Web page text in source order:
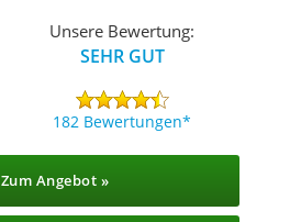
Unsere Bewertung:
SEHR GUT
182 Bewertungen
Zum Angebot »